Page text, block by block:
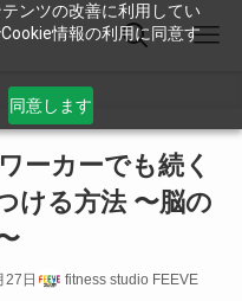
ンツの改善に利用してい
情報の利用に同意す
同意します
ーカーでも続く
ける方法 〜脳の
27日 fitness studio FEEVE